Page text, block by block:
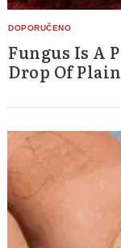
Fungus Is A
Drop Of